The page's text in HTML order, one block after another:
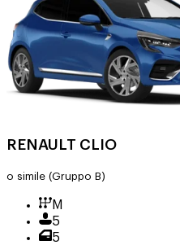
RENAULT CLIO
o simile (Gruppo B)
M
5
5